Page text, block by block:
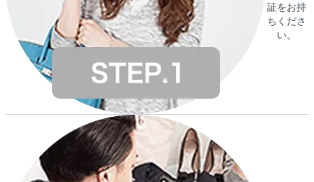
証をお持
ちくださ
い。